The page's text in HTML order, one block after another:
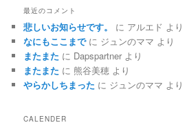
最近のコメント
悲しいお知らせです。 に アルエド より
なにもここまでに ジュンのママ より
またまた に Dapspartner より
またまた に 熊谷美穂 より
やらかしちまった に ジュンのママ より
CALENDER